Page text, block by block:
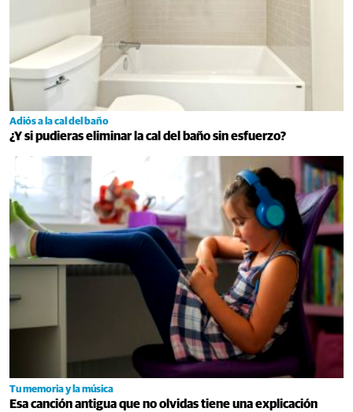
Adiós a la cal del baño
¿Y si pudieras eliminar la cal del baño sin esfuerzo?
Tu memoria y la música
Esa canción antigua que no olvidas tiene una explicación